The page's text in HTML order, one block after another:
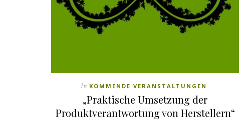
In KOMMENDE VERANSTALTUNGEN
„Praktische Umsetzung der
Produktverantwortung von Herstellern“